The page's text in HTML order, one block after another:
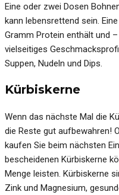
Eine oder zwei Dosen
kann lebensrettend sein.
Gramm Protein enthält und
vielseitiges
Suppen, Nudeln und Dips.
Kürbiskerne
Wenn das nächste Mal die
die Reste gut aufbewahren!
kaufen Sie beim nächsten
bescheidenen Kürbiskerne
Menge leisten. Kürbiskerne
Zink und Magnesium,